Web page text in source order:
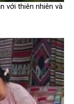
với thiên nhiên và